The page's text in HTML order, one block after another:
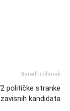
Naredni članak
političke stranke
kandidata